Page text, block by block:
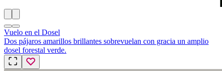
Vuelo en el Dosel
Dos pájaros amarillos brillantes sobrevuelan con gracia un amplio
dosel forestal verde.